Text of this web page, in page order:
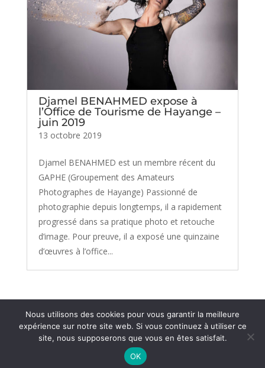
Djamel BENAHMED expose à
l’Office de Tourisme de Hayange –
juin 2019
13 octobre 2019
Djamel BENAHMED est un membre récent du
GAPHE (Groupement des Amateurs
Photographes de Hayange) Passionné de
photographie depuis longtemps, il a rapidement
progressé dans sa pratique photo et retouche
d’image. Pour preuve, il a exposé une quinzaine
d’œuvres à l’office...
© 1936 - 2026 Association du GAPHE-Mentions
Réalisé par CeDeeV
Nous utilisons des cookies pour vous garantir la meilleure
expérience sur notre site web. Si vous continuez à utiliser ce
site, nous supposerons que vous en êtes satisfait.
OK